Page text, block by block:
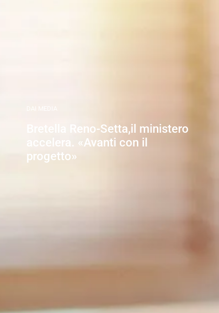
DAI MEDIA
Bretella Reno-Setta,il ministero
accelera. «Avanti con il
progetto»